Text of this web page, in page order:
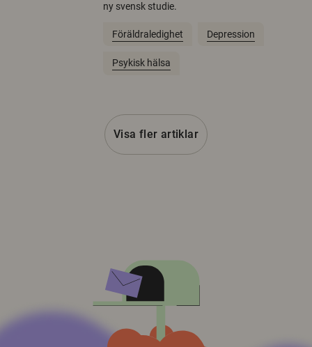
ny svensk studie.
Föräldraledighet Depression
Psykisk hälsa
Visa fler artiklar